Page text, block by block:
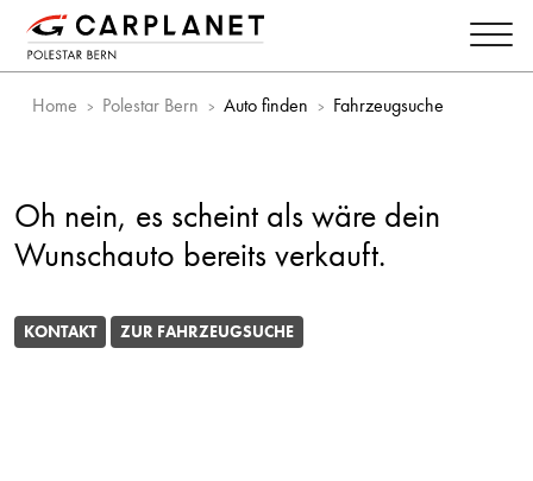
Home Polestar Bern Auto finden Fahrzeugsuche
Oh nein, es scheint als wäre dein
Wunschauto bereits verkauft.
KONTAKT ZUR FAHRZEUGSUCHE